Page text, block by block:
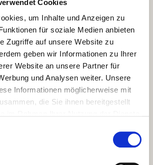
Cookies
um Inhalte und Anzeigen zu
für soziale Medien anbieten
Zugriffe auf unsere Website zu
geben wir Informationen zu Ihrer
Website an unsere Partner für
und Analysen weiter. Unsere
Informationen möglicherweise mit
die Sie ihnen bereitgestellt